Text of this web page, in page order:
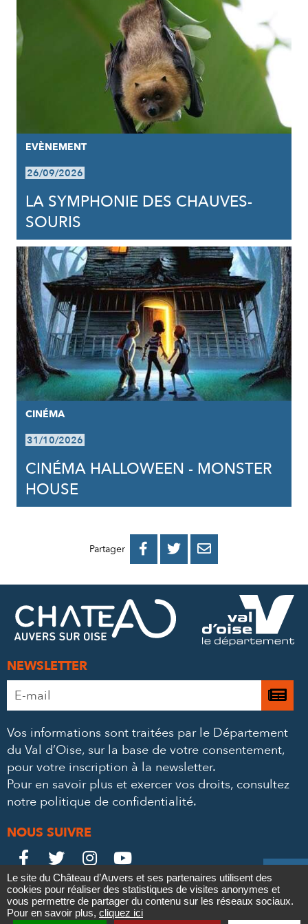
Contact
EVÈNEMENT
26/09/2026
LA SYMPHONIE DES CHAUVES-
SOURIS
CINÉMA
31/10/2026
CINÉMA HALLOWEEN - MONSTER
HOUSE
Partager 
PARTAGER
FACEBOOK
PARTAGER
PARTAGER
MAIL
NEWSLETTER
Adresse
e-
*
Je
à
Vos informations sont traitées par le Département
du Val d’Oise, sur la base de votre consentement,
pour votre inscription à la newsletter.
Pour en savoir plus et exercer vos droits, consultez
notre politique de confidentialité.
NOUS SUIVRE
Le
Château
sur

Le
Château
sur

Le
Château
sur

Le
Château
sur

Mentions légales Politique de confidentialité
Crédits
Partenaires & Mécènes
Recrutement
Le site du Château d’Auvers et ses partenaires utilisent des
cookies pour réaliser des statistiques de visites anonymes et
vous permettre de partager du contenu sur les réseaux sociaux.
Pour en savoir plus, cliquez ici